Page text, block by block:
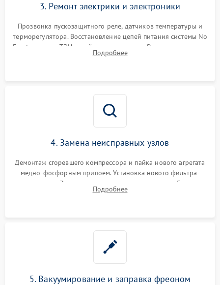
3. Ремонт электрики и электроники
Прозвонка пускозащитного реле, датчиков температуры и
терморегулятора. Восстановление цепей питания системы No
Frost, включая ТЭН оттайки и вентилятор. Ремонт или замена
платы управления при сбоях алгоритмов.
Подробнее
4. Замена неисправных узлов
Демонтаж сгоревшего компрессора и пайка нового агрегата
медно-фосфорным припоем. Установка нового фильтра-
осушителя. Замена изношенных вентиляторов обдува,
сломанных заслонок или поврежденных дверных петель.
Подробнее
5. Вакуумирование и заправка фреоном